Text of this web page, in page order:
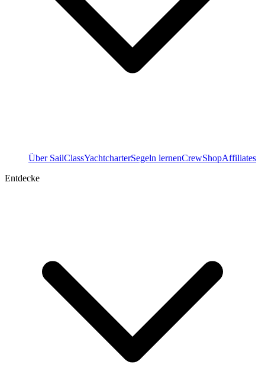
Über SailClassYachtcharterSegeln lernenCrewShopAffiliates
Entdecke